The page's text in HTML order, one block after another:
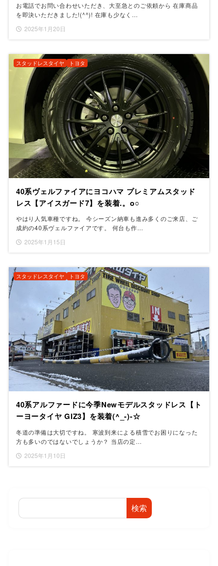
お電話でお問い合わせいただき、大至急とのご依頼から 在庫商品
を即決いただきました!(^^)! 在庫も少なく…
2025年1月20日
40系ヴェルファイアにヨコハマ プレミアムスタッド
レス【アイスガード7】を装着.。o○
やはり人気車種ですね。 今シーズン納車も進み多くのご来店、ご
成約の40系ヴェルファイアです。 何台も作…
2025年1月15日
スタッドレスタイヤ トヨタ
40系アルファードに今季Newモデルスタッドレス【ト
ーヨータイヤ GIZ3】を装着(^_-)-☆
冬道の準備は大切ですね。 寒波到来による積雪でお困りになった
方も多いのではないでしょうか？ 当店の定…
2025年1月10日
スタッドレスタイヤ トヨタ
検索